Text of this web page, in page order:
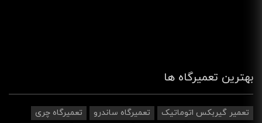
بهترین تعمیرگاه ها
تعمیر گیربکس اتوماتیک تعمیرگاه ساندرو
تعمیرگاه چری